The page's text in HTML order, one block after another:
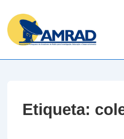
Skip
Content
Etiqueta: